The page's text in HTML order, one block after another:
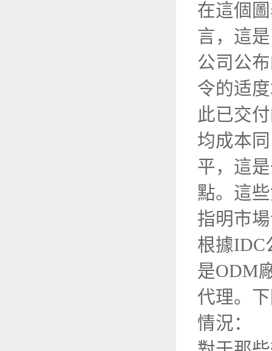
在這個
言，這
公司公
令的适
此已交
均成本
平，這
點。這
指明市
根據IDC
是ODM
代理。
情況：